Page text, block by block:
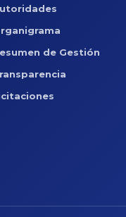
de Gestión